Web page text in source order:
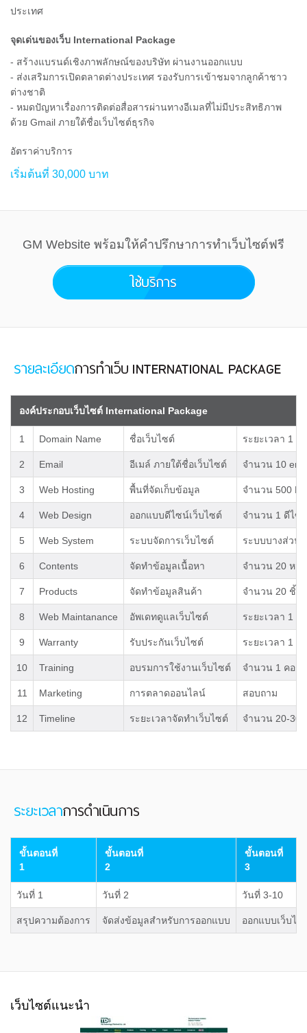
ประเทศ
จุดเด่นของเว็บ International Package
- สร้างแบรนด์เชิงภาพลักษณ์ของบริษัท ผ่านงานออกแบบ
- ส่งเสริมการเปิดตลาดต่างประเทศ รองรับการเข้าชมจากลูกค้าชาว
ต่างชาติ
- หมดปัญหาเรื่องการติดต่อสื่อสารผ่านทางอีเมลที่ไม่มีประสิทธิภาพ
ด้วย Gmail ภายใต้ชื่อเว็บไซต์ธุรกิจ
อัตราค่าบริการ
เริ่มต้นที่ 30,000 บาท
GM Website พร้อมให้คำปรึกษาการทำเว็บไซต์ฟรี
องค์ประกอบเว็บไซต์ International Package
1 Domain Name ชื่อเว็บไซต์ ระยะเวลา 1 ปี
2 Email อีเมล์ ภายใต้ชื่อเว็บไซต์ จำนวน 10
3 Web Hosting พื้นที่จัดเก็บข้อมูล จำนวน 500
4 Web Design ออกแบบดีไซน์เว็บไซต์ จำนวน 1 ดีไซ
5 Web System ระบบจัดการเว็บไซต์ ระบบบางส่วน
6 Contents จัดทำข้อมูลเนื้อหา จำนวน 20 หน้า
7 Products จัดทำข้อมูลสินค้า จำนวน 20 ชิ้น
8 Web Maintanance อัพเดทดูแลเว็บไซต์ ระยะเวลา 1 ปี
9 Warranty รับประกันเว็บไซต์ ระยะเวลา 1 ปี
10 Training อบรมการใช้งานเว็บไซต์ จำนวน 1 คอร์ส
11 Marketing การตลาดออนไลน์ สอบถาม
12 Timeline ระยะเวลาจัดทำเว็บไซต์ จำนวน 20-30
ขั้นตอนที่
1
ขั้นตอนที่
2
ขั้นตอนที่
3
วันที่ 1 วันที่ 2 วันที่ 3-10
สรุปความต้องการ จัดส่งข้อมูลสำหรับการออกแบบ ออกแบบเว็บไซ
เว็บไซต์แนะนำ